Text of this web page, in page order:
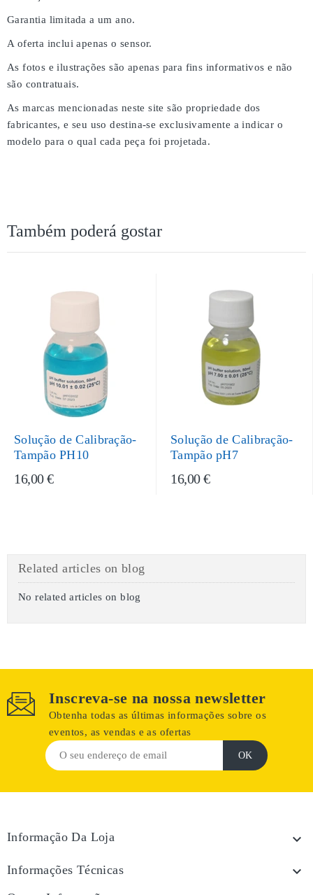
Garantia limitada a um ano.
A oferta inclui apenas o sensor.
As fotos e ilustrações são apenas para fins informativos e não
são contratuais.
As marcas mencionadas neste site são propriedade dos
fabricantes, e seu uso destina-se exclusivamente a indicar o
modelo para o qual cada peça foi projetada.
Também poderá gostar
Solução de Calibração-
Tampão PH10
16,00 €
Solução de Calibração-
Tampão pH7
16,00 €
Related articles on blog
No related articles on blog
Inscreva-se na nossa newsletter
Obtenha todas as últimas informações sobre os
eventos, as vendas e as ofertas
Informação Da Loja 
Informações Técnicas 